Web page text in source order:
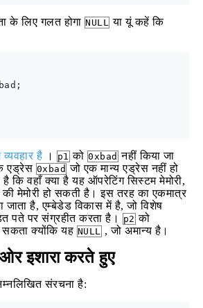
के लिए गलत होगा NULL या यूं कहें कि
व्यवहार है । p1 को 0xbad नहीं किया जा
एड्रेस 0xbad जो एक मान्य एड्रेस नहीं हो
कि वहाँ क्या है यह ऑपरेटिंग सिस्टम मेमोरी,
की मेमोरी हो सकती है। इस तरह का एकमात्र
जाता है, एम्बेडेड विकास में है, जो विशेष
पते पर संग्रहीत करता है।
p2 को
सकता क्योंकि यह NULL , जो अमान्य है।
इशारा करते हुए
संरचना है: